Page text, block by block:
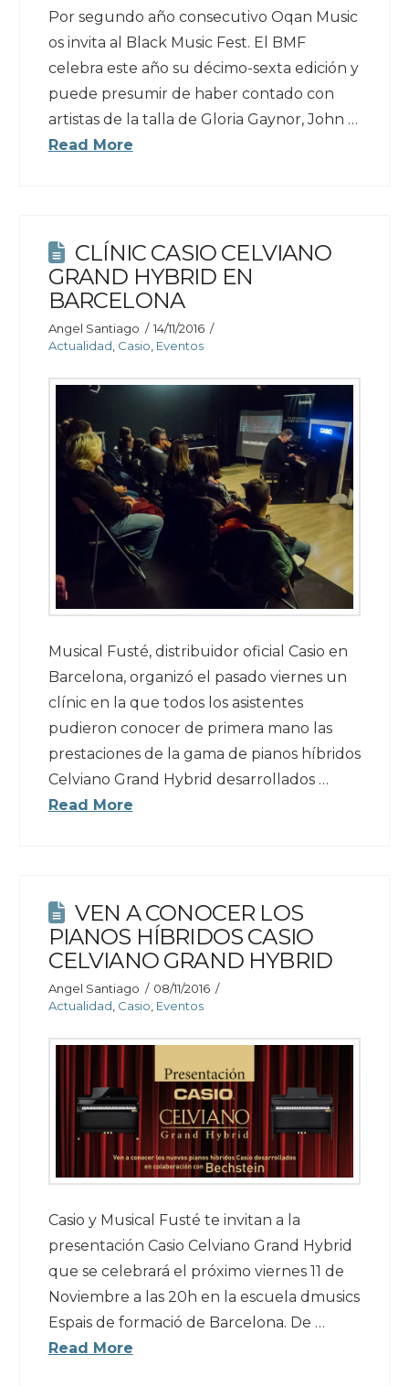
Por segundo año consecutivo Oqan Music
os invita al Black Music Fest. El BMF
celebra este año su décimo-sexta edición y
puede presumir de haber contado con
artistas de la talla de Gloria Gaynor, John …
Read More
CLÍNIC CASIO CELVIANO
GRAND HYBRID EN
BARCELONA
Angel Santiago
14/11/2016
Actualidad Casio Eventos
Musical Fusté, distribuidor oficial Casio en
Barcelona, organizó el pasado viernes un
clínic en la que todos los asistentes
pudieron conocer de primera mano las
prestaciones de la gama de pianos híbridos
Celviano Grand Hybrid desarrollados …
Read More
VEN A CONOCER LOS
PIANOS HÍBRIDOS CASIO
CELVIANO GRAND HYBRID
Angel Santiago
08/11/2016
Actualidad Casio Eventos
Casio y Musical Fusté te invitan a la
presentación Casio Celviano Grand Hybrid
que se celebrará el próximo viernes 11 de
Noviembre a las 20h en la escuela dmusics
Espais de formació de Barcelona. De …
Read More